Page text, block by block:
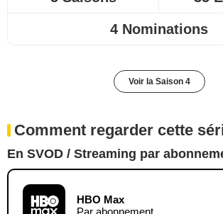
4 Nominations
Voir la Saison 4
Comment regarder cette
En SVOD / Streaming par
HBO Max
Par abonnement